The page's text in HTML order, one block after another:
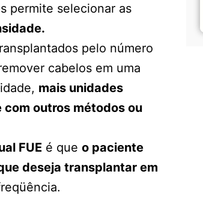
permite selecionar as
pelo número
cabelos em uma
mais unidades
outros métodos ou
FUE é que o paciente
deseja transplantar em